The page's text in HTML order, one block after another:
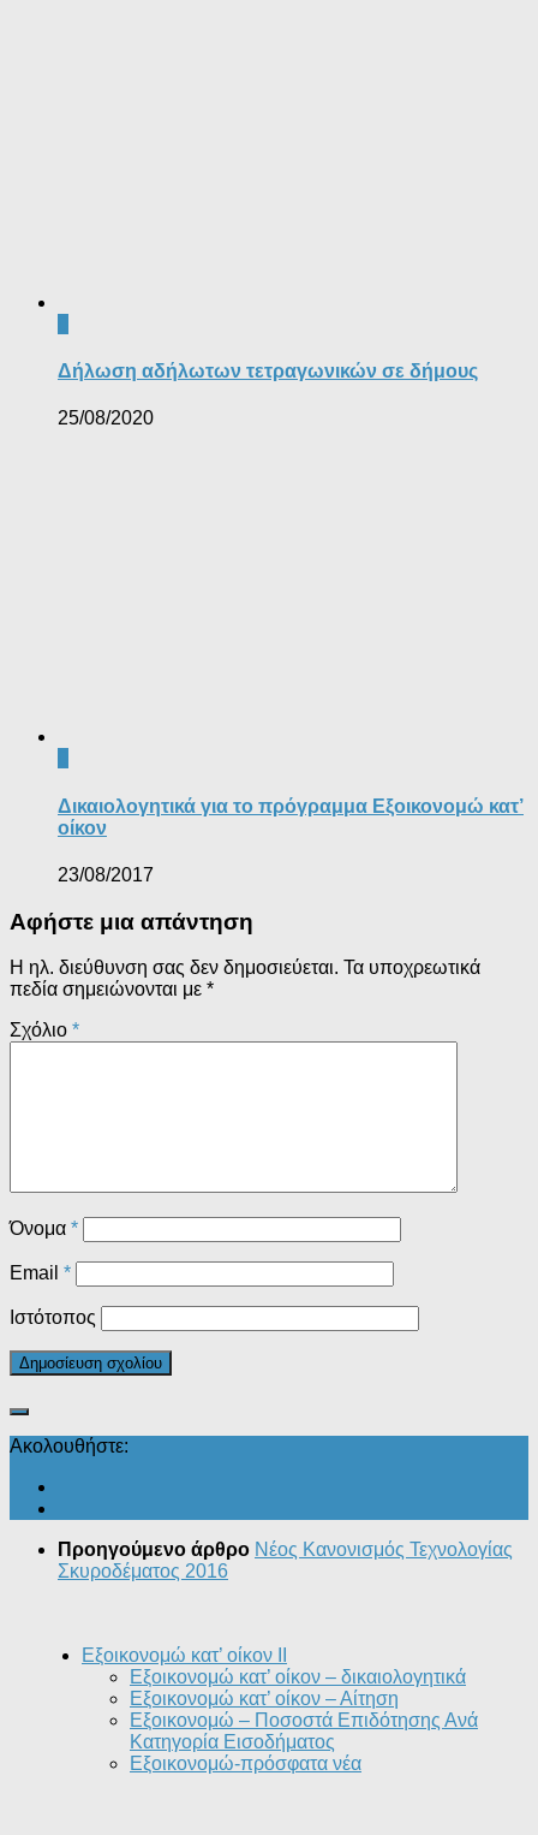
Δήλωση αδήλωτων τετραγωνικών σε δήμους
25/08/2020
Δικαιολογητικά για το πρόγραμμα Εξοικονομώ κατ’
οίκον
23/08/2017
Αφήστε μια απάντηση
Η ηλ. διεύθυνση σας δεν δημοσιεύεται. Τα υποχρεωτικά
πεδία σημειώνονται με *
Σχόλιο *
Όνομα *
Email *
Ιστότοπος
Ακολουθήστε:
Προηγούμενο άρθρο Νέος Κανονισμός Τεχνολογίας
Σκυροδέματος 2016
Εξοικονομώ κατ’ οίκον II
Εξοικονομώ κατ’ οίκον – δικαιολογητικά
Εξοικονομώ κατ’ οίκον – Αίτηση
Εξοικονομώ – Ποσοστά Επιδότησης Ανά
Κατηγορία Εισοδήματος
Εξοικονομώ-πρόσφατα νέα